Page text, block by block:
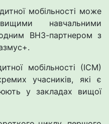
мобільності може
навчальними
ВНЗ-партнером з
мобільності (ІСМ)
учасників, які є
у закладах вищої